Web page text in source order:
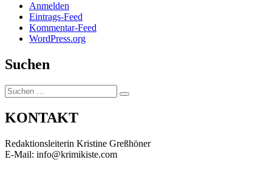
Anmelden
Eintrags-Feed
Kommentar-Feed
WordPress.org
Suchen
Suchen
nach:
Suchen
KONTAKT
Redaktionsleiterin Kristine Greßhöner
E-Mail: info@krimikiste.com